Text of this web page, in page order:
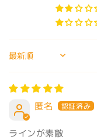
Sort by
匿名
ラインが素敵